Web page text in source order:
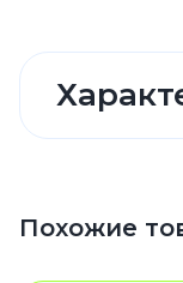
Похожие